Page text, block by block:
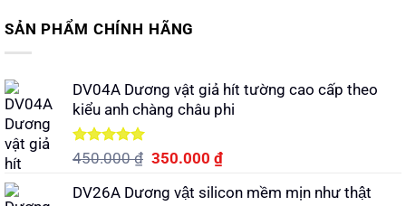
SẢN PHẨM CHÍNH HÃNG
DV04A Dương vật giả hít tường cao cấp theo
kiểu anh chàng châu phi
Được xếp
5 sao
450.000₫ Giá
là:
350.000₫Giá
tại
DV26A Dương vật silicon mềm mịn như thật